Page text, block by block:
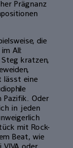
Prägnanz
die
All:
kratzen,
lässt eine
Pazifik. Oder
in jeden
mit Rock-
Beat, wie
oder